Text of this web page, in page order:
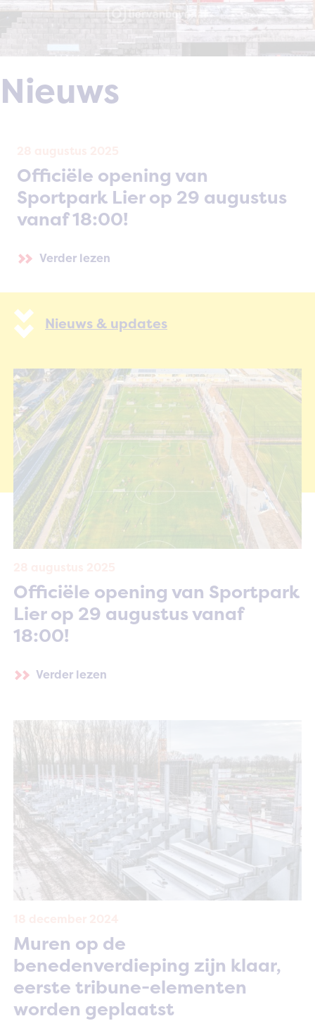
Nieuws
Officiële opening van
Sportpark Lier op 29 augustus
vanaf 18:00!
Verder lezen
Nieuws & updates
Officiële opening van Sportpark
Lier op 29 augustus vanaf
18:00!
Verder lezen
Muren op de
benedenverdieping zijn klaar,
eerste tribune-elementen
worden geplaatst